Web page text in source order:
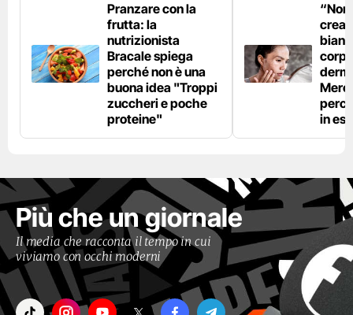
Pranzare con la
frutta: la
nutrizionista
Bracale spiega
perché non è una
buona idea "Troppi
zuccheri e poche
proteine"
“Non
in
Più che un giornale
Il media che racconta il tempo in cui
viviamo con occhi moderni